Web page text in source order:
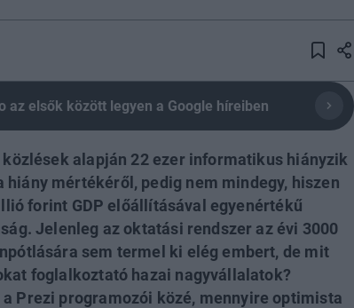
az elsők között legyen a Google híreiben
alapján 22 ezer informatikus hiányzik
mértékéről, pedig nem mindegy, hiszen
forint GDP előállításával egyenértékű
Jelenleg az oktatási rendszer az évi 3000
sem termel ki elég embert, de mit
foglalkoztató hazai nagyvállalatok?
Prezi programozói közé, mennyire optimista